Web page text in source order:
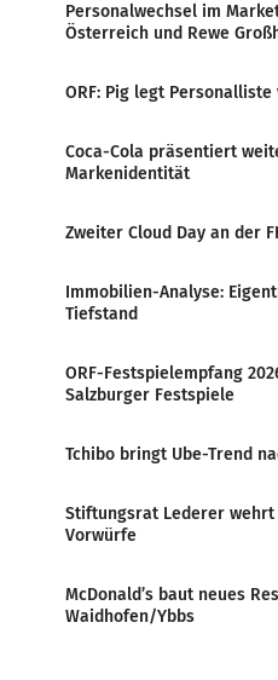
Personalwechsel im
Österreich und Rewe
ORF: Pig legt Personalliste
Coca-Cola präsentiert
Markenidentität
Zweiter Cloud Day an der
Immobilien-Analyse:
Tiefstand
ORF-Festspielempfang
Salzburger Festspiele
Tchibo bringt Ube-Trend
Stiftungsrat Lederer wehrt
Vorwürfe
McDonald’s baut neues
Waidhofen/Ybbs